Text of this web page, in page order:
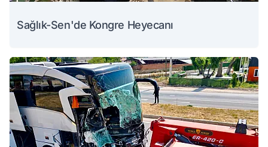
Sağlık-Sen'de Kongre Heyecanı